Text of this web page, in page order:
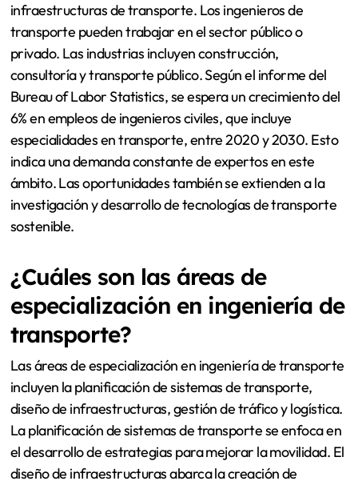
infraestructuras de transporte. Los ingenieros de
transporte pueden trabajar en el sector público o
privado. Las industrias incluyen construcción,
consultoría y transporte público. Según el informe del
Bureau of Labor Statistics, se espera un crecimiento del
6% en empleos de ingenieros civiles, que incluye
especialidades en transporte, entre 2020 y 2030. Esto
indica una demanda constante de expertos en este
ámbito. Las oportunidades también se extienden a la
investigación y desarrollo de tecnologías de transporte
sostenible.
¿Cuáles son las áreas de
especialización en ingeniería de
transporte?
Las áreas de especialización en ingeniería de transporte
incluyen la planificación de sistemas de transporte,
diseño de infraestructuras, gestión de tráfico y logística.
La planificación de sistemas de transporte se enfoca en
el desarrollo de estrategias para mejorar la movilidad. El
diseño de infraestructuras abarca la creación de